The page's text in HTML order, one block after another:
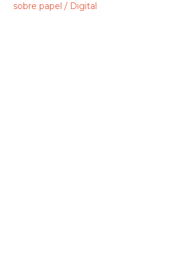
sobre papel / Digital